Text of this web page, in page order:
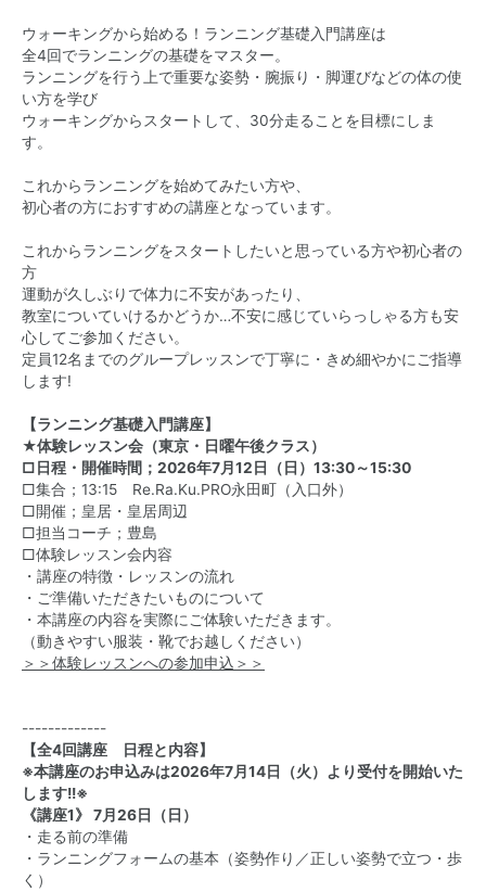
ウォーキングから始める！ランニング基礎入門講座は
全4回でランニングの基礎をマスター。
ランニングを行う上で重要な姿勢・腕振り・脚運びなどの体の使
い方を学び
ウォーキングからスタートして、30分走ることを目標にしま
す。
これからランニングを始めてみたい方や、
初心者の方におすすめの講座となっています。
これからランニングをスタートしたいと思っている方や初心者の
方
運動が久しぶりで体力に不安があったり、
教室についていけるかどうか…不安に感じていらっしゃる方も安
心してご参加ください。
定員12名までのグループレッスンで丁寧に・きめ細やかにご指導
します!
【ランニング基礎入門講座】
★体験レッスン会（東京・日曜午後クラス）
□日程・開催時間；2026年7月12日（日）13:30～15:30
□集合；13:15 Re.Ra.Ku.PRO永田町（入口外）
□開催；皇居・皇居周辺
□担当コーチ；豊島
□体験レッスン会内容
・講座の特徴・レッスンの流れ
・ご準備いただきたいものについて
・本講座の内容を実際にご体験いただきます。
（動きやすい服装・靴でお越しください）
＞＞体験レッスンへの参加申込＞＞
-------------
【全4回講座 日程と内容】
※本講座のお申込みは2026年7月14日（火）より受付を開始いた
します!!※
《講座1》 7月26日（日）
・走る前の準備
・ランニングフォームの基本（姿勢作り／正しい姿勢で立つ・歩
く）